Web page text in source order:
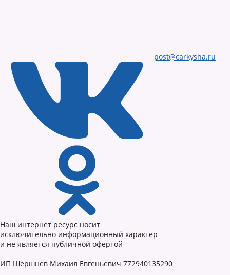
post@carkysha.ru
Наш интернет ресурс носит
исключительно информационный характер
и не является публичной офертой
ИП Шершнев Михаил Евгеньевич 772940135290